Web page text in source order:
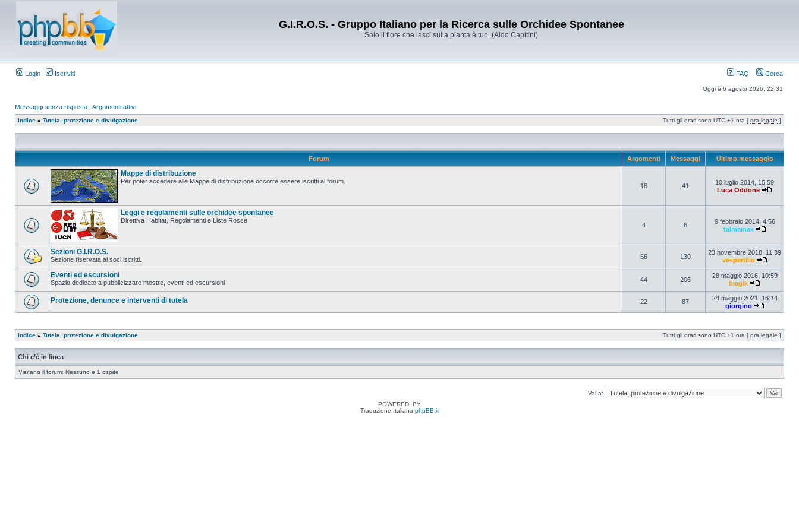
G.I.R.O.S. - Gruppo Italiano per la Ricerca sulle Orchidee Spontanee
Solo il fiore che lasci sulla pianta è tuo. (Aldo Capitini)
Login Iscriviti FAQ Cerca
Oggi è 6 agosto 2026, 22:31
Messaggi senza risposta | Argomenti attivi
Indice » Tutela, protezione e divulgazione Tutti gli orari sono UTC +1 ora [ ora legale ]
Forum Argomenti Messaggi Ultimo messaggio
Mappe di distribuzione
Per poter accedere alle Mappe di distribuzione occorre essere iscritti al forum.
18 41
10 luglio 2014, 15:59
Luca Oddone
Leggi e regolamenti sulle orchidee spontanee
Direttiva Habitat, Regolamenti e Liste Rosse
4 6
9 febbraio 2014, 4:56
talmamax
Sezioni G.I.R.O.S.
Sezione riservata ai soci iscritti. 56 130
23 novembre 2018, 11:39
vespertilio
Eventi ed escursioni
Spazio dedicato a pubblicizzare mostre, eventi ed escursioni 44 206
28 maggio 2016, 10:59
biagik
Protezione, denunce e interventi di tutela 22 87
24 maggio 2021, 16:14
giorgino
Indice » Tutela, protezione e divulgazione Tutti gli orari sono UTC +1 ora [ ora legale ]
Chi c’è in linea
Visitano il forum: Nessuno e 1 ospite
Vai a:
POWERED_BY
Traduzione Italiana phpBB.it